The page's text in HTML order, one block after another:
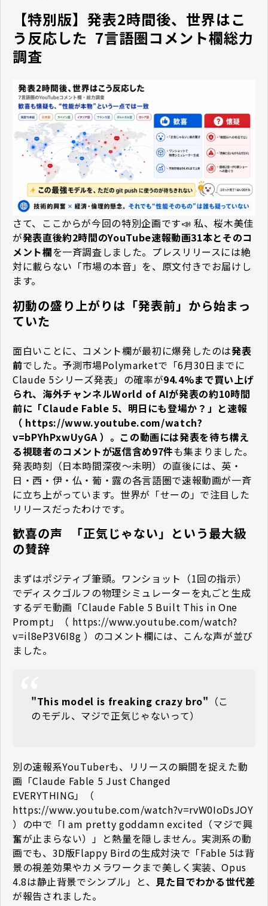
【特別版】発表2時間後、世界はこ
う反応した ―― 7言語圏コメント欄総力
調査
さて、ここからが今回の特別企画です📣 私、桜木美佳
が発表直後約2時間のYouTube速報動画31本とそのコ
メント欄を一斉調査しました。プレスリリースには絶
対に載らない「市場の本音」を、原文付きでお届けし
ます。
初動の盛り上がりは「発表前」から始まっ
ていた
面白いことに、コメント欄が最初に爆発したのは発表
前でした。予測市場Polymarketで「6月30日までに
Claude 5シリーズ発表」の確率が94.4%まで買い上げ
られ、海外チャンネルWorld of AIが発表の約10時間
前に「Claude Fable 5、明日にも登場か？」と速報
（ https://www.youtube.com/watch?
v=bPYhPxwUyGA ）。この動画には発表を待ち構え
る視聴者のコメントが返信含め97件も集まりました。
発表時刻（日本時間深夜〜未明）の直後には、英・
日・西・伊・仏・葡・露の各言語圏で速報動画が一斉
に立ち上がっています。世界が「せーの」で注目した
リリースだったわけです。
歓喜の声 ―― 「正気じゃない」という最大級
の賛辞
まずはポジティブ筆頭。ワンショット（1回の指示）
でディスクゴルフの物理シミュレーターを丸ごと生成
するデモ動画「Claude Fable 5 Built This in One
Prompt」（ https://www.youtube.com/watch?
v=il8eP3V6I8g ）のコメント欄には、こんな声が並び
ました。
"This model is freaking crazy bro" （こ
のモデル、マジで正気じゃないって）
別の速報系YouTuberも、リリースの瞬間を捉えた動
画「Claude Fable 5 Just Changed
EVERYTHING」（
https://www.youtube.com/watch?v=rvW0IoDsJOY
）の中で「I am pretty goddamn excited（マジで興
奮が止まらない）」と熱量を隠しません。実測系の動
画でも、3D版Flappy Birdの生成対決で「Fable 5は背
景の視差効果やカメラワークまで美しく実装、Opus
4.8は静止背景でシンプル」と、 見た目でわかる世代差
が報告されました。